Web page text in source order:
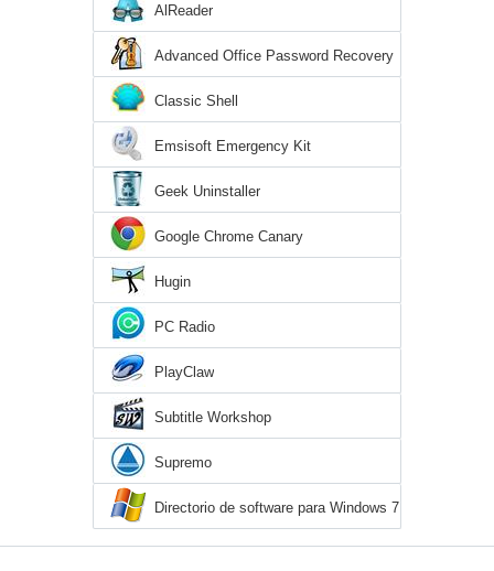
AlReader
Advanced Office Password Recovery
Classic Shell
Emsisoft Emergency Kit
Geek Uninstaller
Google Chrome Canary
Hugin
PC Radio
PlayClaw
Subtitle Workshop
Supremo
Directorio de software para Windows 7